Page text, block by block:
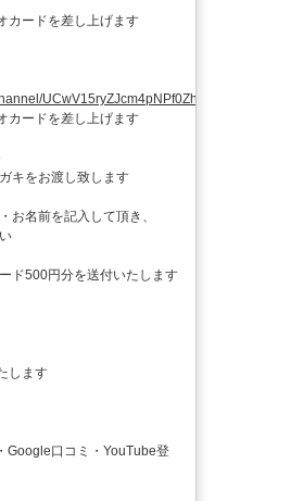
カードを差し上げます
UCwV15ryZJcm4pNPf0ZhXu9g
カードを差し上げます
キをお渡し致します
お名前を記入して頂き、
ド500円分を送付いたします
します
Google口コミ・YouTube登